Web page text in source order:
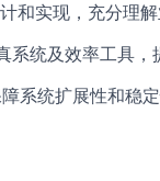
和实现，充分理
系统及效率工具，
系统扩展性和稳